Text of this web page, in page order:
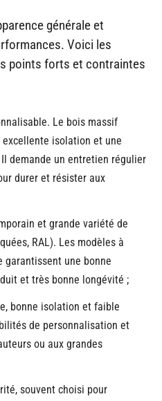
générale et
Voici les
points forts et contraintes
Le bois massif
isolation et une
demande un entretien régulier
durer et résister aux
et grande variété de
RAL). Les modèles à
garantissent une bonne
et très bonne longévité ;
bonne isolation et faible
de personnalisation et
ou aux grandes
souvent choisi pour